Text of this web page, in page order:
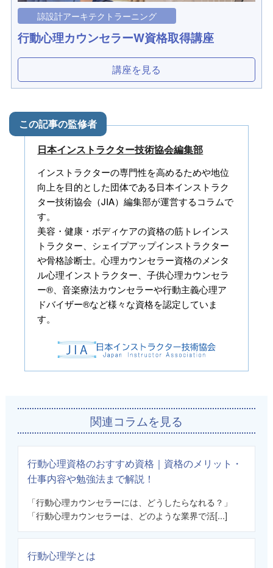
諒設計アーキテクトラーニング
行動心理カウンセラーW資格取得講座
講座を見る
日本インストラクター技術協会編集部
インストラクターの専門性を高めるためや地位
向上を目的とした団体である日本インストラク
ター技術協会（JIA）編集部が運営するコラムで
す。
美容・健康・ボディケアの資格の筋トレインス
トラクター、シェイプアップインストラクター
や骨格診断士。心理カウンセラー資格のメンタ
ル心理インストラクター、子供心理カウンセラ
ー®、音楽療法カウンセラーや行動主義心理ア
ドバイザー®など様々な資格を認定していま
す。
関連コラムを見る
行動心理資格のおすすめ資格｜資格のメリット・
仕事内容や勉強法まで解説！
「行動心理カウンセラーには、どうしたらなれる？」
「行動心理カウンセラーは、どのような業界で活[...]
行動心理学とは